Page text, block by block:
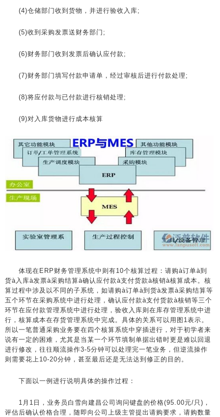
(4)仓储部门收到货物，并进行验收入库;
(5)收到采购发票送财务部门;
(6)财务部门收到发票后确认应付款;
(7)财务部门填写付款申请单，经过审核后进行付款处理;
(8)将应付款与已付款进行核销处理;
(9)对入库货物进行成本核算
体现在ERP财务管理系统中则有10个核算过程：请购à订单à到
货à入库à发票à采购结算à确认应付款à支付货款à核销à核算成本。核
算过程中涉及以不同的子系统，如请购à订单à到货à发票à采购结算等
五个环节在采购系统中进行处理，确认应付款à支付货款à核销等三个
环节在应付款管理系统中进行处理，验收入库则在库存管理系统中进
行，核算成本在存货管理系统中完成。具体的关系可以用图1表示。
所以一笔普通采购业务要在四个核算系统中穿插进行，对于初学者来
说有一定的困难，尤其是当某一个环节填制单据出错时更是难以回退
进行修改，往往顺流操作3-5分钟可以处理完一笔业务，但逆流操作
则需要花上10-20分钟，甚至最后还是无法达到修正的目的。
下面以一例进行说明具体的操作过程：
1月1日，业务员白雪向建昌公司询问键盘的价格(95.00元/只)，
评估后确认价格合理，随即向公司上级主管提出请购要求，请购数量